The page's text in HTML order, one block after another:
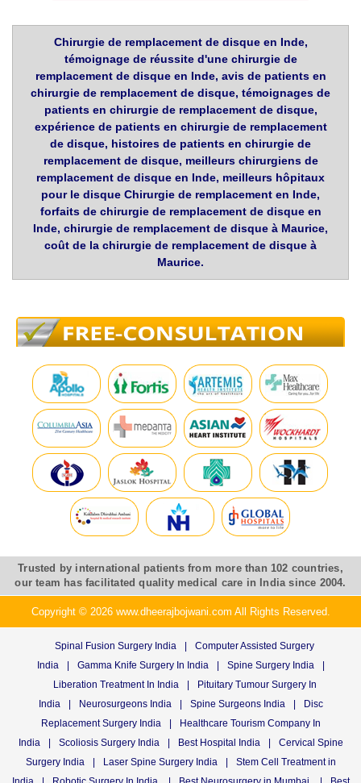
Chirurgie de remplacement de disque en Inde,
témoignage de réussite d'une chirurgie de
remplacement de disque en Inde, avis de patients en
chirurgie de remplacement de disque, témoignages de
patients en chirurgie de remplacement de disque,
expérience de patients en chirurgie de remplacement
de disque, histoires de patients en chirurgie de
remplacement de disque, meilleurs chirurgiens de
remplacement de disque en Inde, meilleurs hôpitaux
pour le disque Chirurgie de remplacement en Inde,
forfaits de chirurgie de remplacement de disque en
Inde, chirurgie de remplacement de disque à Maurice,
coût de la chirurgie de remplacement de disque à
Maurice.
Trusted by international patients from more than 102 countries,
our team has facilitated quality medical care in India since 2004.
Copyright © 2026 www.dheerajbojwani.com All Rights Reserved.
Spinal Fusion Surgery India
Computer Assisted Surgery
India
Gamma Knife Surgery In India Spine Surgery India
Liberation Treatment In India
Pituitary Tumour Surgery In
India
Neurosurgeons India Spine Surgeons India
Disc
Replacement Surgery India
Healthcare Tourism Company In
India
Scoliosis Surgery India Best Hospital India
Cervical Spine
Surgery India
Laser Spine Surgery India
Stem Cell Treatment in